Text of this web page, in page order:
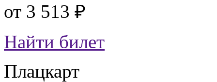
от 3 513 ₽
Найти билет
Плацкарт